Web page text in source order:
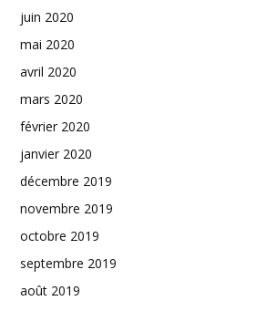
juin 2020
mai 2020
avril 2020
mars 2020
février 2020
janvier 2020
décembre 2019
novembre 2019
octobre 2019
septembre 2019
août 2019